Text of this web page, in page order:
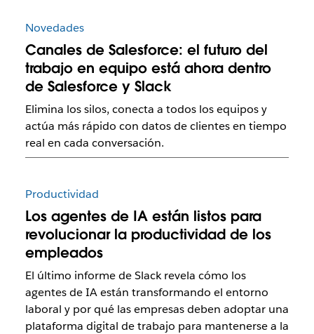
Novedades
Canales de Salesforce: el futuro del
trabajo en equipo está ahora dentro
de Salesforce y Slack
Elimina los silos, conecta a todos los equipos y
actúa más rápido con datos de clientes en tiempo
real en cada conversación.
Productividad
Los agentes de IA están listos para
revolucionar la productividad de los
empleados
El último informe de Slack revela cómo los
agentes de IA están transformando el entorno
laboral y por qué las empresas deben adoptar una
plataforma digital de trabajo para mantenerse a la